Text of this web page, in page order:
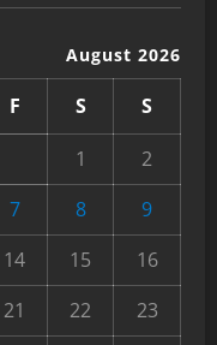
August 2026
F S
S
1
2
7 8
9
14 15
16
21 22
23